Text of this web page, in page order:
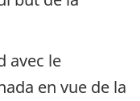
avec le
en vue de la